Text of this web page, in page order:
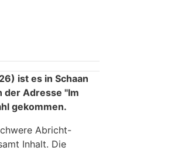
ist es in Schaan
der Adresse "Im
gekommen.
Abricht-
Inhalt. Die